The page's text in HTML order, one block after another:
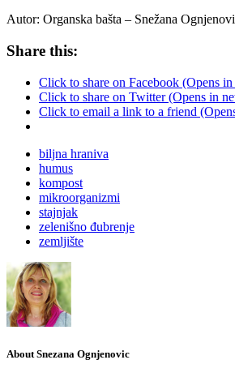
Autor: Organska bašta – Snežana
Share this:
Click to share on Facebook (Opens
Click to share on Twitter (Opens in
Click to email a link to a friend
biljna hraniva
humus
kompost
mikroorganizmi
stajnjak
zelenišno đubrenje
zemljište
About Snezana Ognjenovic